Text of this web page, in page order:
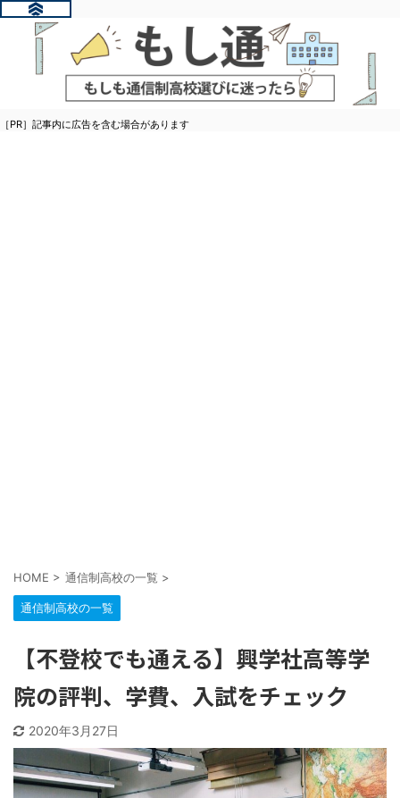
［PR］記事内に広告を含む場合があります
HOME > 通信制高校の一覧 >
通信制高校の一覧
【不登校でも通える】興学社高等学
院の評判、学費、入試をチェック
2020年3月27日